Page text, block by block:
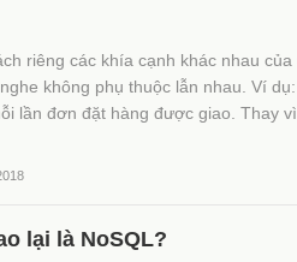
riêng các khía cạnh khác nhau
không phụ thuộc lẫn nhau. Ví
lần đơn đặt hàng được giao. Thay
lại là NoSQL?